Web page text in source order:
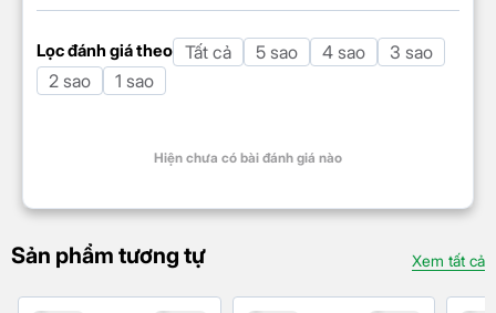
Lọc đánh giá theo Tất cả 5 sao 4 sao
3 sao
2 sao
1 sao
Hiện chưa có bài đánh giá nào
Sản phẩm tương tự Xem tất cả